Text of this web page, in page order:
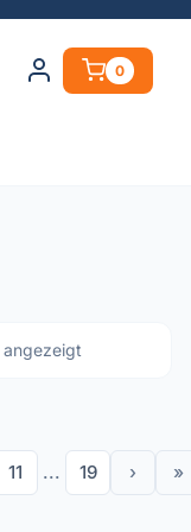
0
angezeigt
11 ... 19 › »